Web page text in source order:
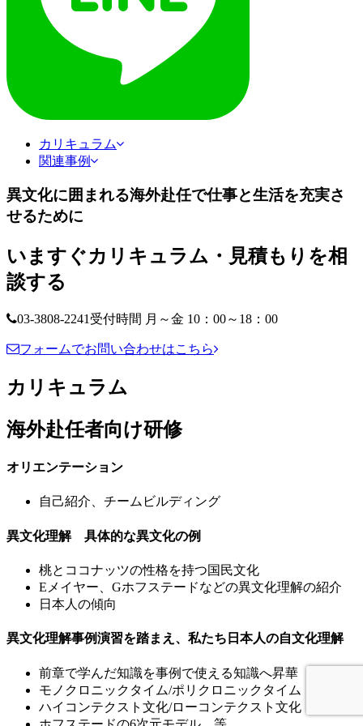
カリキュラム
関連事例
異文化に囲まれる海外赴任で仕事と生活を充実さ
せるために
いますぐカリキュラム・見積もりを相
談する
03-3808-2241 受付時間 月～金 10：00～18：00
フォームでお問い合わせはこちら
カリキュラム
海外赴任者向け研修
オリエンテーション
自己紹介、チームビルディング
異文化理解 具体的な異文化の例
桃とココナッツの性格を持つ国民文化
Eメイヤー、Gホフステードなどの異文化理解の紹介
日本人の傾向
異文化理解事例演習を踏まえ、私たち日本人の自文化理解
前章で学んだ知識を事例で使える知識へ昇華
モノクロニックタイム/ポリクロニックタイム
ハイコンテクスト文化/ローコンテクスト文化